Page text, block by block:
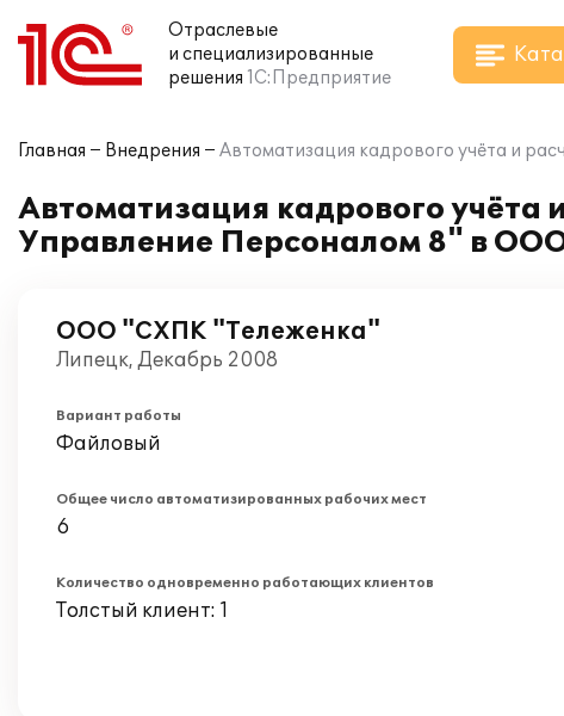
Отраслевые
и специализированные
решения 1С:Предприятие
Главная Внедрения Автоматизация кадрового учёта и
Автоматизация кадрового учёта
Управление Персоналом 8" в
ООО "СХПК "Тележенка"
Липецк, Декабрь 2008
Вариант работы
Файловый
Общее число автоматизированных рабочих мест
6
Количество одновременно работающих клиентов
Толстый клиент: 1